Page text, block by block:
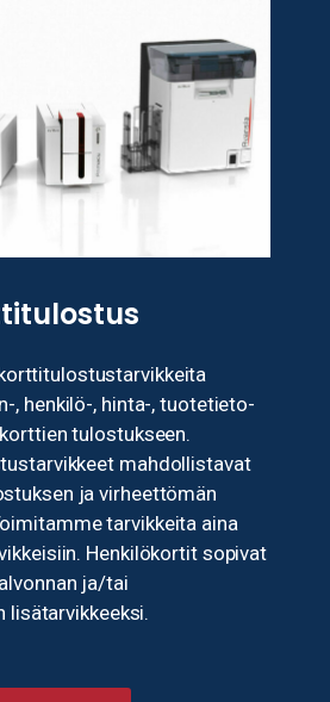
, henkilö-, hinta-, tuotetieto-
tulostukseen.
mahdollistavat
ja virheettömän
tarvikkeita aina
Henkilökortit sopivat
ja/tai
lisätarvikkeeksi.